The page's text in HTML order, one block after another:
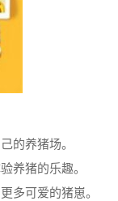
的养猪场。
养猪的乐趣。
多可爱的猪崽。